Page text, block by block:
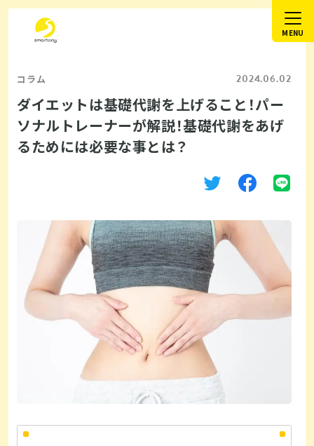
コラム 2024.06.02
ダイエットは基礎代謝を上げること！パー
ソナルトレーナーが解説！基礎代謝をあげ
るためには必要な事とは？